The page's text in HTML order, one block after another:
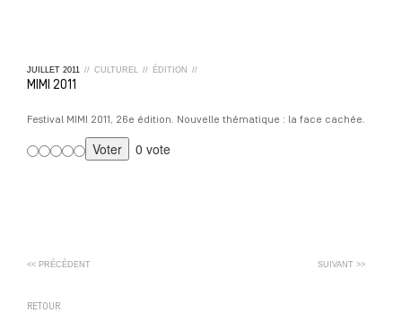
JUILLET 2011 // CULTUREL // ÉDITION //
MIMI 2011
Festival MIMI 2011, 26e édition. Nouvelle thématique : la face cachée.
0 vote
<< PRÉCÉDENT SUIVANT >>
RETOUR